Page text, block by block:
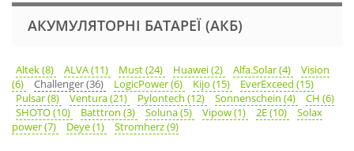
АКУМУЛЯТОРНІ БАТАРЕЇ (АКБ)
Altek (8) ALVA (11) Must (24) Huawei (2) Alfa.Solar (4)
Vision
(6)
Challenger (36) LogicPower (6) Kijo (15)
EverExceed (15)
Pulsar (8)
Ventura (21) Pylontech (12) Sonnenschein (4)
CH (6)
SHOTO (10)
Batttron (3) Soluna (5) Vipow (1) 2E (10)
Solax
power (7)
Deye (1) Stromherz (9)